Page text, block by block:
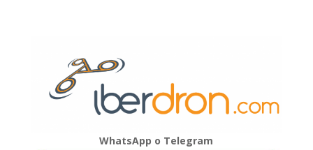
WhatsApp o Telegram